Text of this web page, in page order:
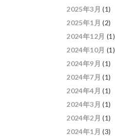
2025年3月 (1)
2025年1月 (2)
2024年12月 (1)
2024年10月 (1)
2024年9月 (1)
2024年7月 (1)
2024年4月 (1)
2024年3月 (1)
2024年2月 (1)
2024年1月 (3)